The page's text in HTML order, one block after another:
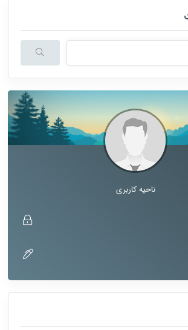
داده می شوند با استفاده از فلش های بالا و
ناحیه کاربری